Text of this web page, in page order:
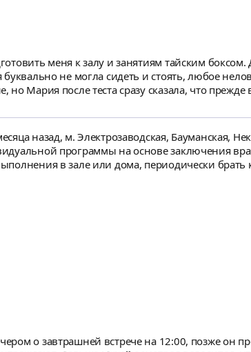
меня к залу и занятиям тайским
буквально не могла сидеть и стоять, любое
Мария после теста сразу сказала, что
и разнообразными, Мария чудесная
даваться без боли (особая
боксу, я счастлива и благодарна Марии за это.
назад, м. Электрозаводская, Бауманская,
программы на основе заключения
в зале или дома, периодически
о завтрашней встрече на 12:00, позже он